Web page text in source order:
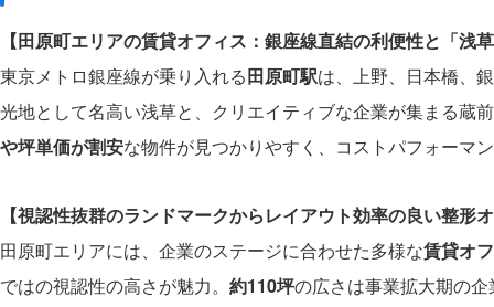
【田原町エリアの賃貸オフィス：銀座線直結の利便性と「浅
東京メトロ銀座線が乗り入れる田原町駅は、上野、日本橋、
光地として名高い浅草と、クリエイティブな企業が集まる蔵
や坪単価が割安な物件が見つかりやすく、コストパフォーマ
【視認性抜群のランドマークからレイアウト効率の良い整形
田原町エリアには、企業のステージに合わせた多様な賃貸オ
ではの視認性の高さが魅力。 約110坪の広さは事業拡大期の